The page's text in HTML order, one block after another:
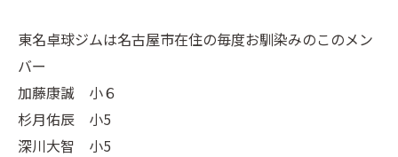
東名卓球ジムは名古屋市在住の毎度お馴染みのこのメン
バー
加藤康誠 小６
杉月佑辰 小5
深川大智 小5